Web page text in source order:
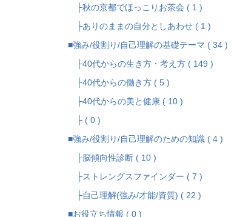
├秋の京都でほっこりお茶会 ( 1 )
├ありのままの自分としあわせ ( 1 )
■強み/役割り/自己理解の基礎テーマ ( 34 )
├40代からの生き方・考え方 ( 149 )
├40代からの働き方 ( 5 )
├40代からの美と健康 ( 10 )
├ ( 0 )
■強み/役割り/自己理解のための知識 ( 4 )
├脳傾向性診断 ( 10 )
├ストレングスファインダー ( 7 )
├自己理解(強み/才能/資質) ( 22 )
■お役立ち情報 ( 0 )